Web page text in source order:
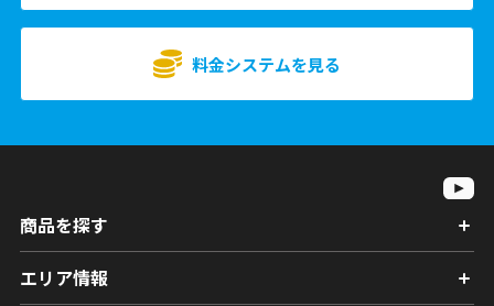
料金システムを見る
商品を探す
エリア情報